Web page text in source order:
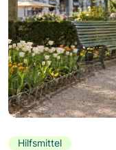
Hilfsmittel